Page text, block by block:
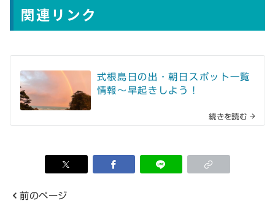
関連リンク
式根島日の出・朝日スポット一覧
情報～早起きしよう！
続きを読む
前のページ